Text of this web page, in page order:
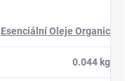
Esenciální Oleje Organic
0.044 kg